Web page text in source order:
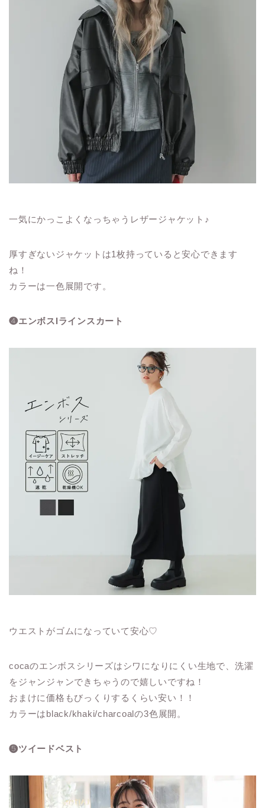
一気にかっこよくなっちゃうレザージャケット♪
厚すぎないジャケットは1枚持っていると安心できます
ね！
カラーは一色展開です。
❹エンボスIラインスカート
ウエストがゴムになっていて安心♡
cocaのエンボスシリーズはシワになりにくい生地で、洗濯
をジャンジャンできちゃうので嬉しいですね！
おまけに価格もびっくりするくらい安い！！
カラーはblack/khaki/charcoalの3色展開。
❺ツイードベスト